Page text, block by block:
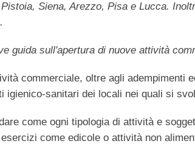
Siena, Arezzo, Pisa e Lucca.
guida sull'apertura di nuove attività
commerciale, oltre agli
igienico-sanitari dei locali nei quali si
come ogni tipologia di attività e
come edicole o attività non